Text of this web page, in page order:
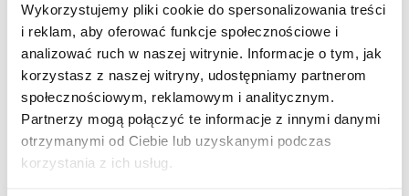
Wykorzystujemy pliki cookie do spersonalizowania treści
i reklam, aby oferować funkcje społecznościowe i
analizować ruch w naszej witrynie. Informacje o tym, jak
korzystasz z naszej witryny, udostępniamy partnerom
społecznościowym, reklamowym i analitycznym.
Partnerzy mogą połączyć te informacje z innymi danymi
otrzymanymi od Ciebie lub uzyskanymi podczas
korzystania z ich usług.
Promocja ubranka
Dystrybutor Karm dla Zwięrząt